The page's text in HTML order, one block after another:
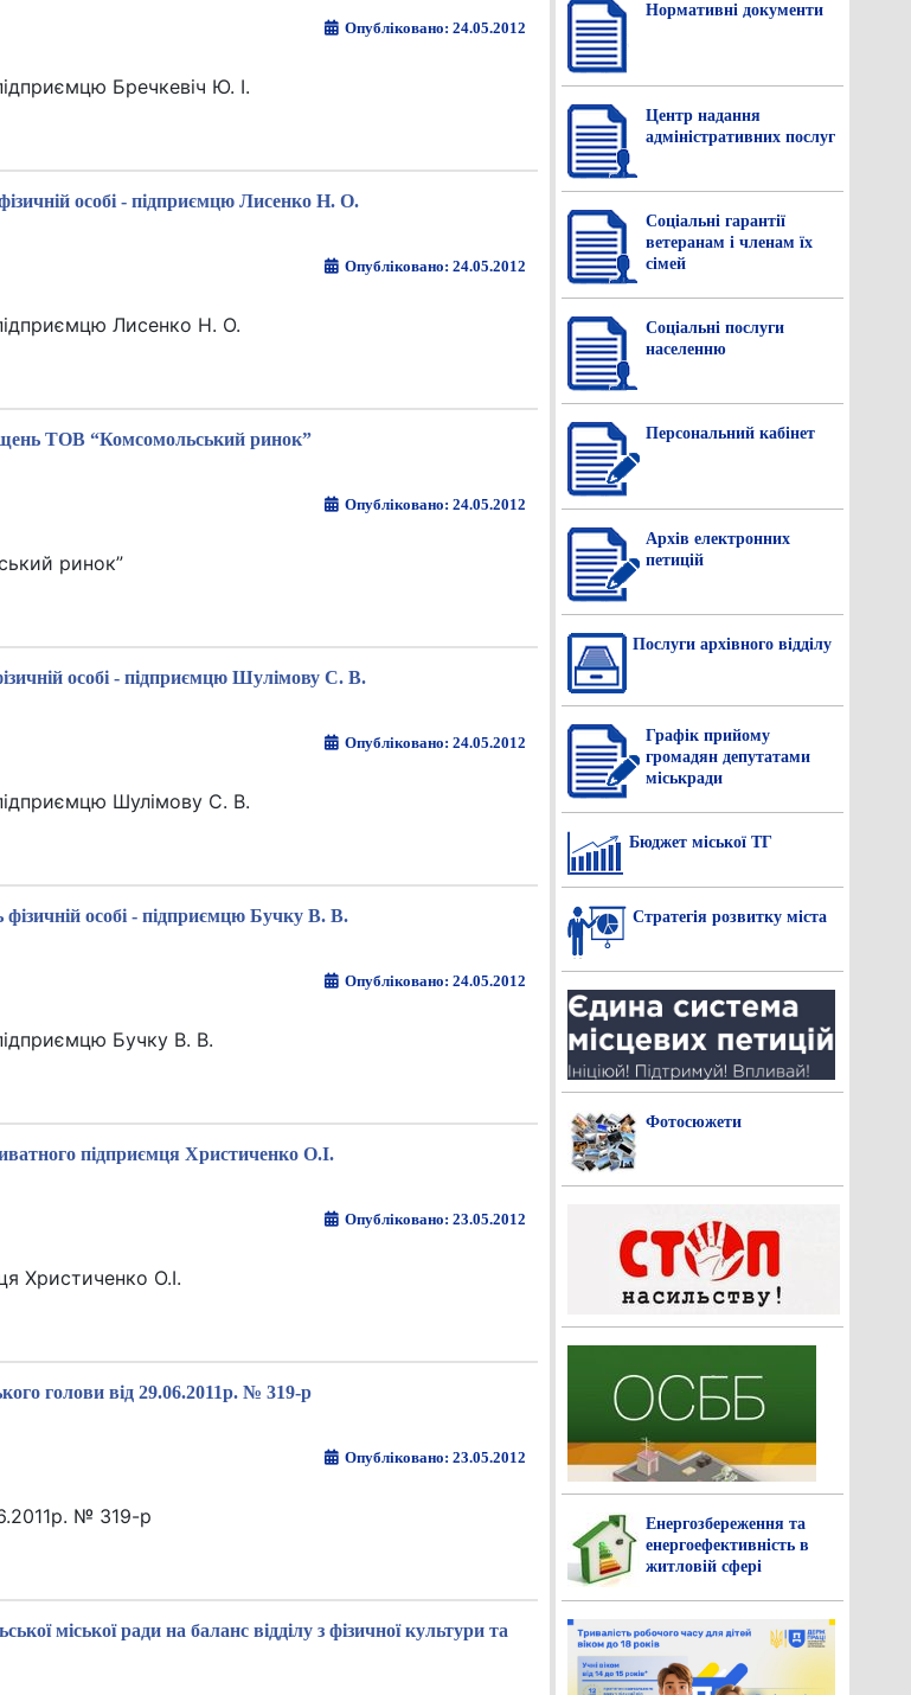
Опубліковано: 24.05.2012
Бречкевіч Ю. І.
особі - підприємцю Лисенко Н. О.
Опубліковано: 24.05.2012
Лисенко Н. О.
ТОВ “Комсомольський ринок”
Опубліковано: 24.05.2012
ринок”
особі - підприємцю Шулімову С. В.
Опубліковано: 24.05.2012
Шулімову С. В.
особі - підприємцю Бучку В. В.
Опубліковано: 24.05.2012
Бучку В. В.
підприємця Христиченко О.І.
Опубліковано: 23.05.2012
Христиченко О.І.
голови від 29.06.2011р. № 319-р
Опубліковано: 23.05.2012
№ 319-р
міської ради на баланс відділу з фізичної культури та
Нормативнi документи
Центр надання
адміністративних послуг
Соціальні гарантії
ветеранам і членам їх
сімей
Соціальні послуги
населенню
Персональний кабінет
Архів електронних
петицій
Послуги архівного відділу
Графік прийому
громадян депутатами
міськради
Бюджет міської ТГ
Стратегія розвитку міста
Фотосюжети
Енергозбереження та
енергоефективність в
житловій сфері